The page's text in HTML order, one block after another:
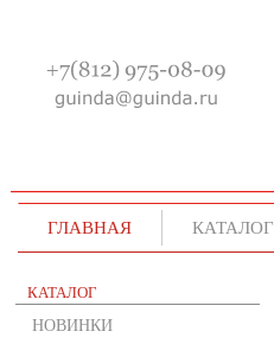
ГЛАВНАЯ КАТАЛОГ
КАТАЛОГ
НОВИНКИ